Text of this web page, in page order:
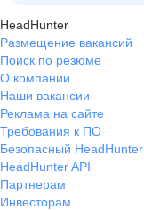
HeadHunter
Размещение вакансий
Поиск по резюме
О компании
Наши вакансии
Реклама на сайте
Требования к ПО
Безопасный HeadHunter
HeadHunter API
Партнерам
Инвесторам